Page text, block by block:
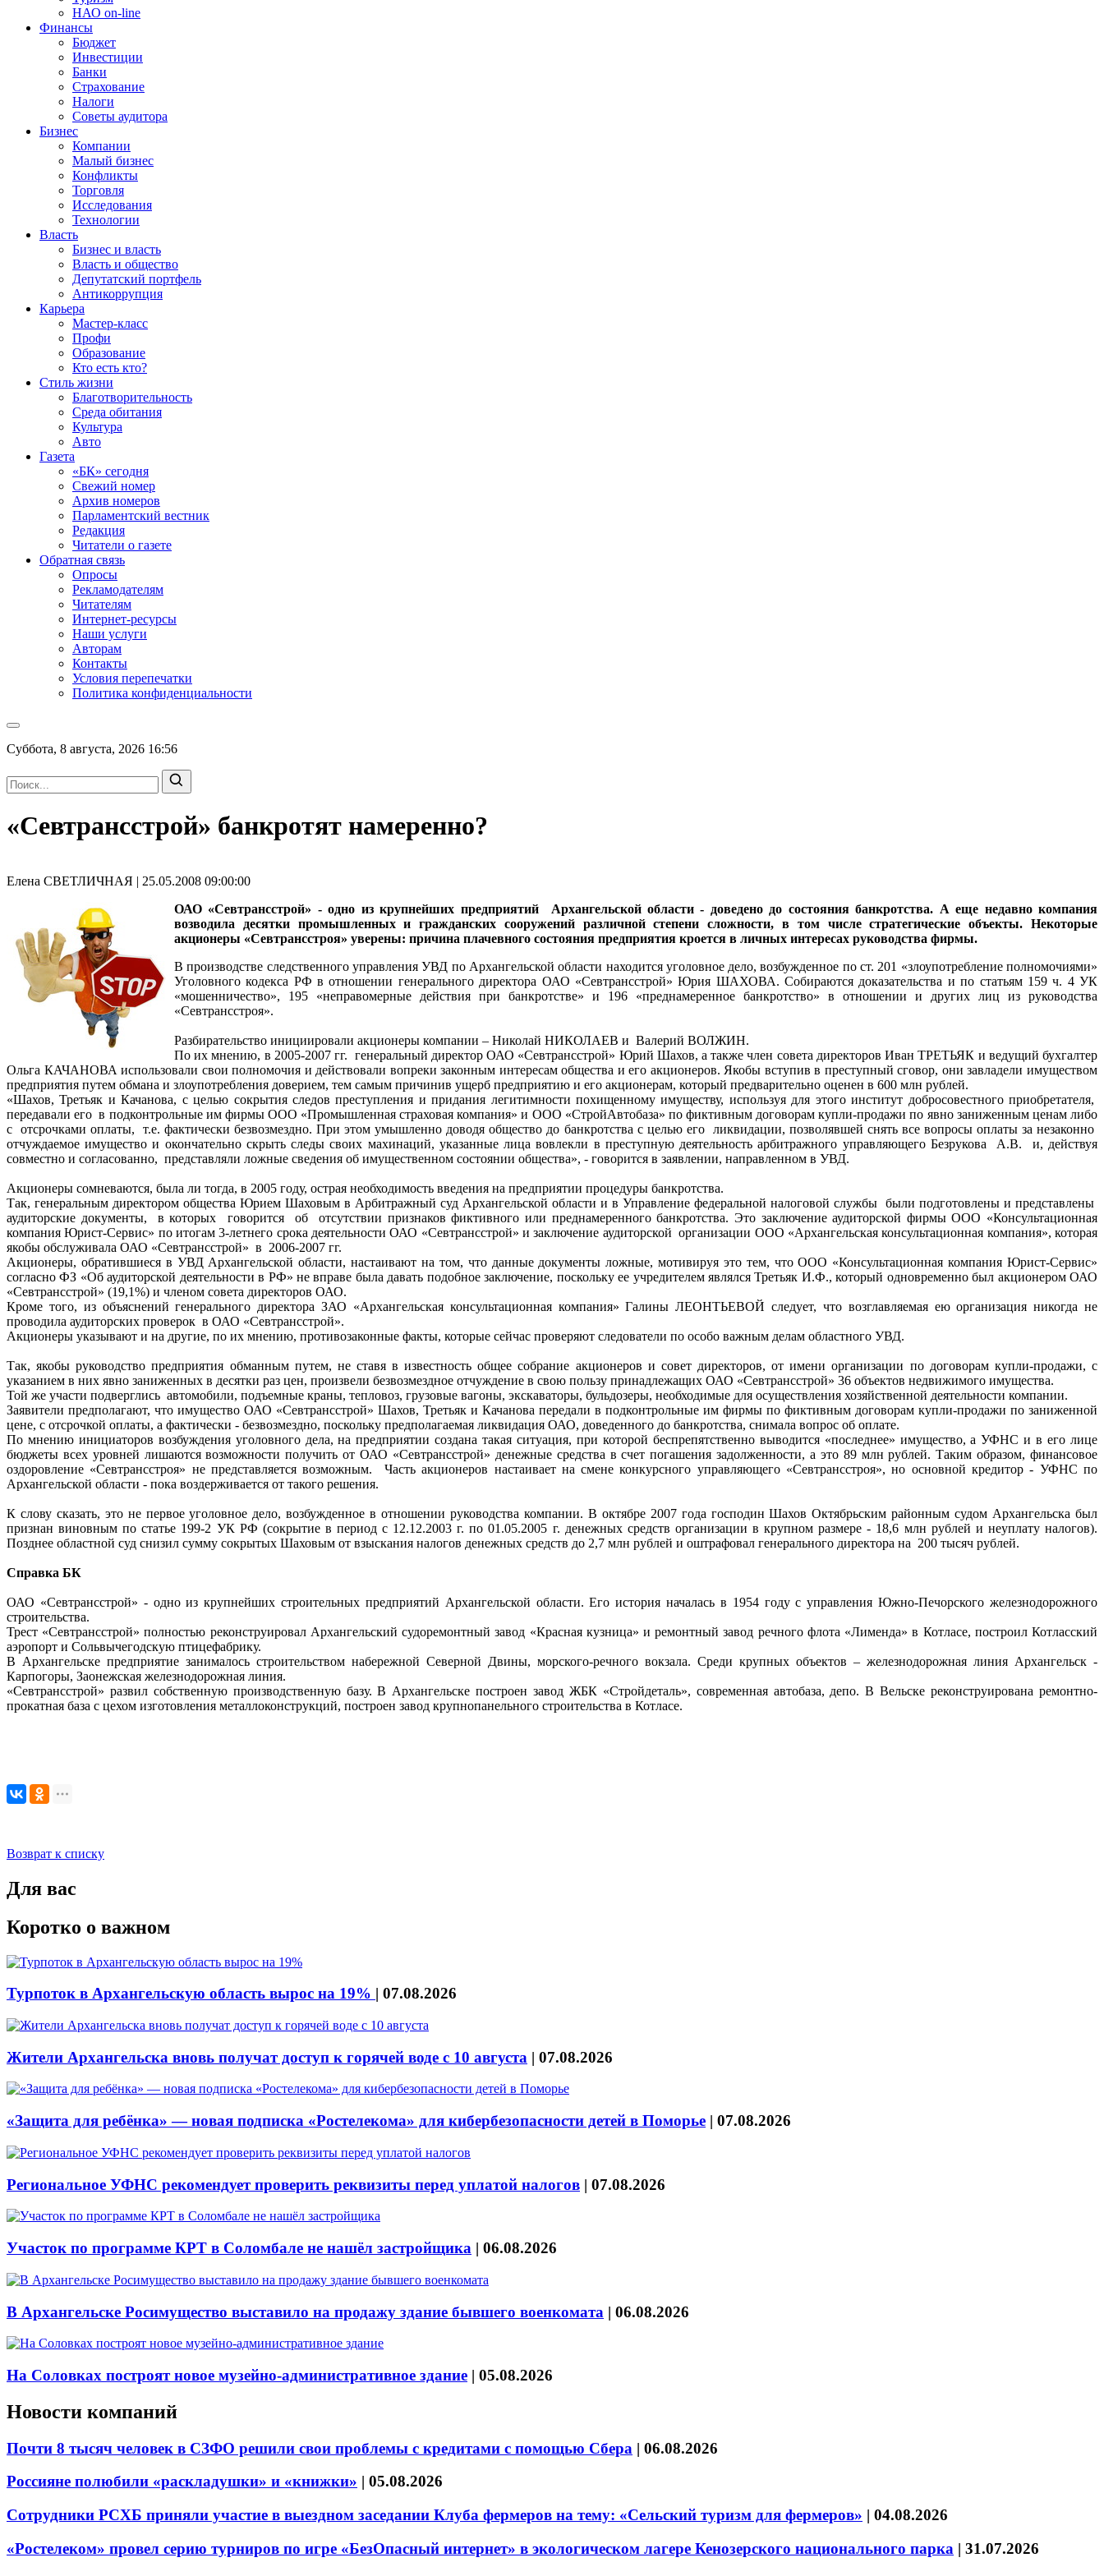
НАО on-line
Финансы
Бюджет
Инвестиции
Банки
Страхование
Налоги
Советы аудитора
Бизнес
Компании
Малый бизнес
Конфликты
Торговля
Исследования
Технологии
Власть
Бизнес и власть
Власть и общество
Депутатский портфель
Антикоррупция
Карьера
Мастер-класс
Профи
Образование
Кто есть кто?
Стиль жизни
Благотворительность
Среда обитания
Культура
Авто
Газета
«БК» сегодня
Свежий номер
Архив номеров
Парламентский вестник
Редакция
Читатели о газете
Обратная связь
Опросы
Рекламодателям
Читателям
Интернет-ресурсы
Наши услуги
Авторам
Контакты
Условия перепечатки
Политика конфиденциальности
Суббота, 8 августа, 2026 16:56
«Севтрансстрой» банкротят намеренно?
Елена СВЕТЛИЧНАЯ | 25.05.2008 09:00:00
ОАО «Севтрансстрой» - одно из крупнейших предприятий Архангельской области - доведено до состояния банкротства. А еще недавно компания
возводила десятки промышленных и гражданских сооружений различной степени сложности, в том числе стратегические объекты. Некоторые
акционеры «Севтрансстроя» уверены: причина плачевного состояния предприятия кроется в личных интересах руководства фирмы.
В производстве следственного управления УВД по Архангельской области находится уголовное дело, возбужденное по ст. 201 «злоупотребление полномочиями»
Уголовного кодекса РФ в отношении генерального директора ОАО «Севтрансстрой» Юрия ШАХОВА. Собираются доказательства и по статьям 159 ч. 4 УК
«мошенничество», 195 «неправомерные действия при банкротстве» и 196 «преднамеренное банкротство» в отношении и других лиц из руководства
«Севтрансстроя».
Разбирательство инициировали акционеры компании – Николай НИКОЛАЕВ и Валерий ВОЛЖИН.
По их мнению, в 2005-2007 гг. генеральный директор ОАО «Севтрансстрой» Юрий Шахов, а также член совета директоров Иван ТРЕТЬЯК и ведущий бухгалтер
Ольга КАЧАНОВА использовали свои полномочия и действовали вопреки законным интересам общества и его акционеров. Якобы вступив в преступный сговор, они завладели имуществом
предприятия путем обмана и злоупотребления доверием, тем самым причинив ущерб предприятию и его акционерам, который предварительно оценен в 600 млн рублей.
«Шахов, Третьяк и Качанова, с целью сокрытия следов преступления и придания легитимности похищенному имуществу, используя для этого институт добросовестного приобретателя,
передавали его в подконтрольные им фирмы ООО «Промышленная страховая компания» и ООО «СтройАвтобаза» по фиктивным договорам купли-продажи по явно заниженным ценам либо
с отсрочками оплаты, т.е. фактически безвозмездно. При этом умышленно доводя общество до банкротства с целью его ликвидации, позволявшей снять все вопросы оплаты за незаконно
отчуждаемое имущество и окончательно скрыть следы своих махинаций, указанные лица вовлекли в преступную деятельность арбитражного управляющего Безрукова А.В. и, действуя
совместно и согласованно, представляли ложные сведения об имущественном состоянии общества», - говорится в заявлении, направленном в УВД.
Акционеры сомневаются, была ли тогда, в 2005 году, острая необходимость введения на предприятии процедуры банкротства.
Так, генеральным директором общества Юрием Шаховым в Арбитражный суд Архангельской области и в Управление федеральной налоговой службы были подготовлены и представлены
аудиторские документы, в которых говорится об отсутствии признаков фиктивного или преднамеренного банкротства. Это заключение аудиторской фирмы ООО «Консультационная
компания Юрист-Сервис» по итогам 3-летнего срока деятельности ОАО «Севтрансстрой» и заключение аудиторской организации ООО «Архангельская консультационная компания», которая
якобы обслуживала ОАО «Севтрансстрой» в 2006-2007 гг.
Акционеры, обратившиеся в УВД Архангельской области, настаивают на том, что данные документы ложные, мотивируя это тем, что ООО «Консультационная компания Юрист-Сервис»
согласно ФЗ «Об аудиторской деятельности в РФ» не вправе была давать подобное заключение, поскольку ее учредителем являлся Третьяк И.Ф., который одновременно был акционером ОАО
«Севтрансстрой» (19,1%) и членом совета директоров ОАО.
Кроме того, из объяснений генерального директора ЗАО «Архангельская консультационная компания» Галины ЛЕОНТЬЕВОЙ следует, что возглавляемая ею организация никогда не
проводила аудиторских проверок в ОАО «Севтрансстрой».
Акционеры указывают и на другие, по их мнению, противозаконные факты, которые сейчас проверяют следователи по особо важным делам областного УВД.
Так, якобы руководство предприятия обманным путем, не ставя в известность общее собрание акционеров и совет директоров, от имени организации по договорам купли-продажи, с
указанием в них явно заниженных в десятки раз цен, произвели безвозмездное отчуждение в свою пользу принадлежащих ОАО «Севтрансстрой» 36 объектов недвижимого имущества.
Той же участи подверглись автомобили, подъемные краны, тепловоз, грузовые вагоны, экскаваторы, бульдозеры, необходимые для осуществления хозяйственной деятельности компании.
Заявители предполагают, что имущество ОАО «Севтрансстрой» Шахов, Третьяк и Качанова передали в подконтрольные им фирмы по фиктивным договорам купли-продажи по заниженной
цене, с отсрочкой оплаты, а фактически - безвозмездно, поскольку предполагаемая ликвидация ОАО, доведенного до банкротства, снимала вопрос об оплате.
По мнению инициаторов возбуждения уголовного дела, на предприятии создана такая ситуация, при которой беспрепятственно выводится «последнее» имущество, а УФНС и в его лице
бюджеты всех уровней лишаются возможности получить от ОАО «Севтрансстрой» денежные средства в счет погашения задолженности, а это 89 млн рублей. Таким образом, финансовое
оздоровление «Севтрансстроя» не представляется возможным. Часть акционеров настаивает на смене конкурсного управляющего «Севтрансстроя», но основной кредитор - УФНС по
Архангельской области - пока воздерживается от такого решения.
К слову сказать, это не первое уголовное дело, возбужденное в отношении руководства компании. В октябре 2007 года господин Шахов Октябрьским районным судом Архангельска был
признан виновным по статье 199-2 УК РФ (сокрытие в период с 12.12.2003 г. по 01.05.2005 г. денежных средств организации в крупном размере - 18,6 млн рублей и неуплату налогов).
Позднее областной суд снизил сумму сокрытых Шаховым от взыскания налогов денежных средств до 2,7 млн рублей и оштрафовал генерального директора на 200 тысяч рублей.
Справка БК
ОАО «Севтрансстрой» - одно из крупнейших строительных предприятий Архангельской области. Его история началась в 1954 году с управления Южно-Печорского железнодорожного
строительства.
Трест «Севтрансстрой» полностью реконструировал Архангельский судоремонтный завод «Красная кузница» и ремонтный завод речного флота «Лименда» в Котласе, построил Котласский
аэропорт и Сольвычегодскую птицефабрику.
В Архангельске предприятие занималось строительством набережной Северной Двины, морского-речного вокзала. Среди крупных объектов – железнодорожная линия Архангельск -
Карпогоры, Заонежская железнодорожная линия.
«Севтрансстрой» развил собственную производственную базу. В Архангельске построен завод ЖБК «Стройдеталь», современная автобаза, депо. В Вельске реконструирована ремонтно-
прокатная база с цехом изготовления металлоконструкций, построен завод крупнопанельного строительства в Котласе.
Возврат к списку
Для вас
Коротко о важном
Турпоток в Архангельскую область вырос на 19% | 07.08.2026
Жители Архангельска вновь получат доступ к горячей воде с 10 августа | 07.08.2026
«Защита для ребёнка» — новая подписка «Ростелекома» для кибербезопасности детей в Поморье | 07.08.2026
Региональное УФНС рекомендует проверить реквизиты перед уплатой налогов | 07.08.2026
Участок по программе КРТ в Соломбале не нашёл застройщика | 06.08.2026
В Архангельске Росимущество выставило на продажу здание бывшего военкомата | 06.08.2026
На Соловках построят новое музейно-административное здание | 05.08.2026
Новости компаний
Почти 8 тысяч человек в СЗФО решили свои проблемы с кредитами с помощью Сбера | 06.08.2026
Россияне полюбили «раскладушки» и «книжки» | 05.08.2026
Сотрудники РСХБ приняли участие в выездном заседании Клуба фермеров на тему: «Сельский туризм для фермеров» | 04.08.2026
«Ростелеком» провел серию турниров по игре «БезОпасный интернет» в экологическом лагере Кенозерского национального парка | 31.07.2026